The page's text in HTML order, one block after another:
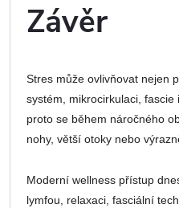
Závěr
Stres může ovlivňovat nejen
systém, mikrocirkulaci,
proto se během náročného
nohy, větší otoky nebo
Moderní wellness přístup
lymfou, relaxaci, fasciální